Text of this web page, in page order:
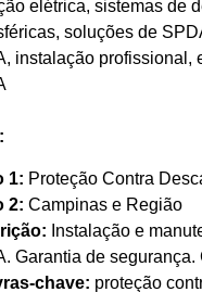
elétrica, sistemas de
soluções de
instalação profissional,
1: Proteção Contra
2: Campinas e Região
Instalação e
Garantia de segurança.
chave: proteção